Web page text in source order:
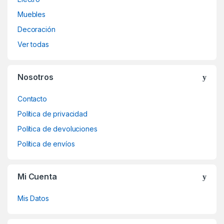
Muebles
Decoración
Ver todas
Nosotros
Contacto
Política de privacidad
Política de devoluciones
Política de envíos
Mi Cuenta
Mis Datos